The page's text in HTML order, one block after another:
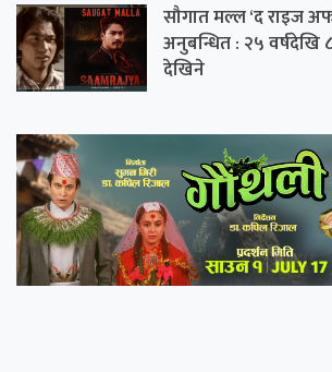
सौगात मल्ल ‘द राइज अफ
अनुबन्धित : २५ वर्षदेखि
देखिने